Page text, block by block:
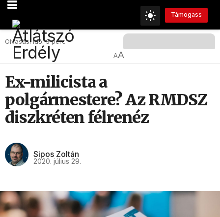
Támogass
Olvasási Idő: 3 perc
AA
Ex-milicista a
polgármestere? Az RMDSZ
diszkréten félrenéz
Sipos Zoltán
2020. július 29.